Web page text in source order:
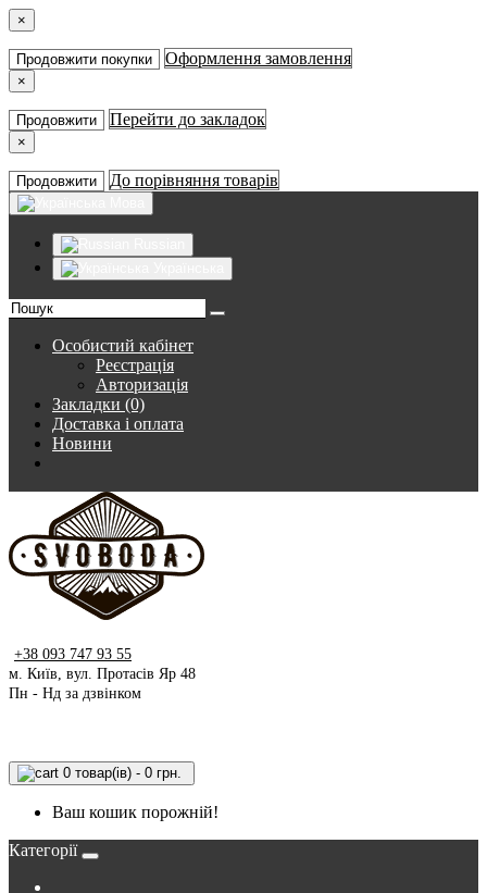
×
Продовжити покупки Оформлення замовлення
×
Продовжити Перейти до закладок
×
Продовжити До порівняння товарів
Особистий кабінет
Реєстрація
Авторизація
Закладки (0)
Доставка і оплата
Новини
+38 093 747 93 55
м. Київ, вул. Протасів Яр 48
Пн - Нд за дзвінком
0 товар(ів) - 0 грн.
Ваш кошик порожній!
Категорії